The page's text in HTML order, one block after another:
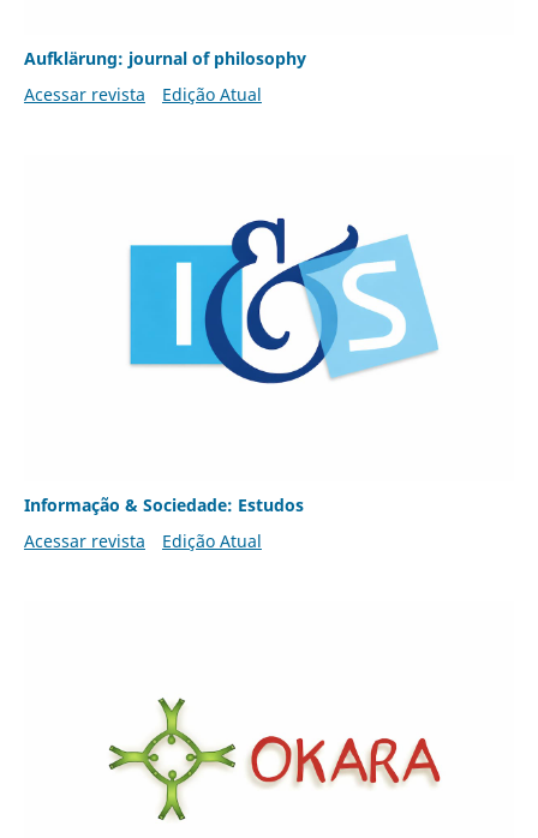
Aufklärung: journal of philosophy
Acessar revista
Edição Atual
Informação & Sociedade: Estudos
Acessar revista
Edição Atual